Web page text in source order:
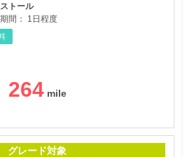
トール
間：
1日程度
264
グレード対象